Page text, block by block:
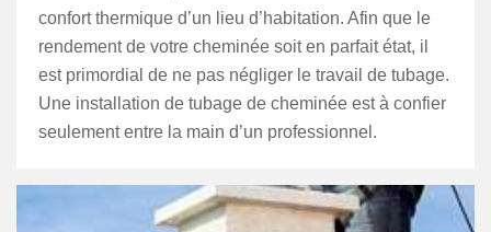
confort thermique d’un lieu d’habitation. Afin que le
rendement de votre cheminée soit en parfait état, il
est primordial de ne pas négliger le travail de tubage.
Une installation de tubage de cheminée est à confier
seulement entre la main d’un professionnel.